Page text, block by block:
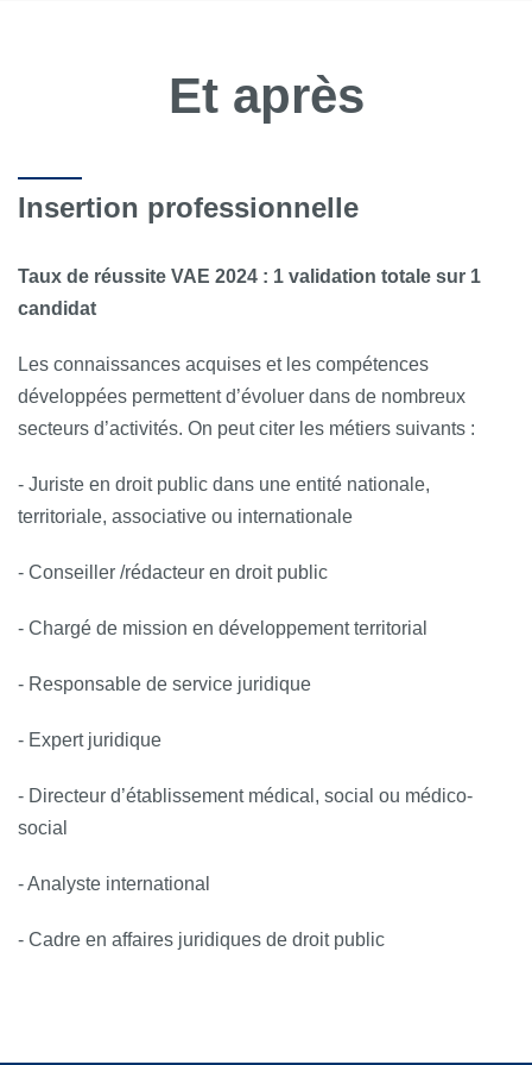
Et après
Insertion professionnelle
Taux de réussite VAE 2024 : 1 validation totale sur 1
candidat
Les connaissances acquises et les compétences
développées permettent d’évoluer dans de nombreux
secteurs d’activités. On peut citer les métiers suivants :
- Juriste en droit public dans une entité nationale,
territoriale, associative ou internationale
- Conseiller /rédacteur en droit public
- Chargé de mission en développement territorial
- Responsable de service juridique
- Expert juridique
- Directeur d’établissement médical, social ou médico-
social
- Analyste international
- Cadre en affaires juridiques de droit public